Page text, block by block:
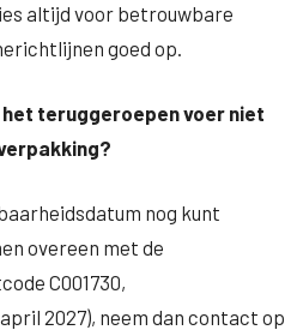
altijd voor betrouwbare
goed op.
het teruggeroepen voer niet
nog kunt
overeen met de
C001730,
2027), neem dan contact op